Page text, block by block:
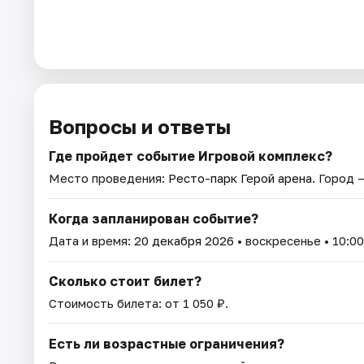
Вопросы и ответы
Где пройдет событие Игровой комплекс?
Место проведения: Ресто-парк Герой арена. Город
Когда запланирован событие?
Дата и время: 20 декабря 2026 • воскресенье •
Сколько стоит билет?
Стоимость билета: от 1 050 ₽.
Есть ли возрастные ограничения?